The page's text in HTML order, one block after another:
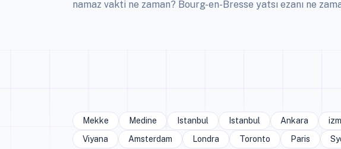
namaz vakti ne zaman? Bourg-en-Bresse yatsı ezanı ne
Mekke Medine Istanbul Istanbul Ankara
Viyana
Amsterdam Londra Toronto Paris